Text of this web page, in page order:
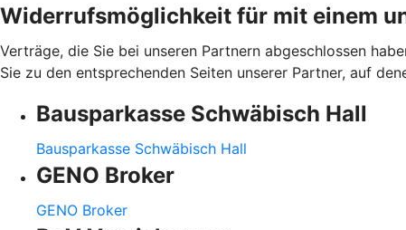
Widerrufsmöglichkeit für mit einem
Verträge, die Sie bei unseren Partnern abgeschlossen
Sie zu den entsprechenden Seiten unserer Partner, auf
Bausparkasse Schwäbisch Hall
Bausparkasse Schwäbisch Hall
GENO Broker
GENO Broker